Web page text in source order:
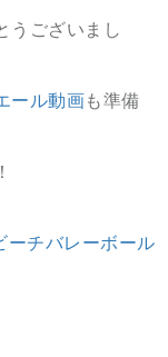
うございまし
ール動画も準備
ーチバレーボール